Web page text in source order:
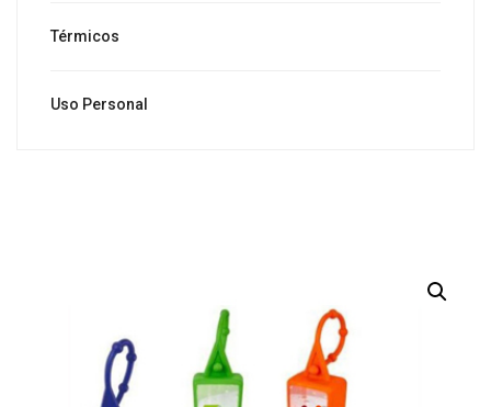
Térmicos
Uso Personal